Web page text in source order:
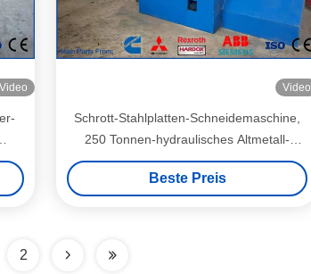
Video Video
Schrott-Stahlplatten-Schneidemaschine,
250 Tonnen-hydraulisches Altmetall-
scherende Maschine
Beste Preis
2